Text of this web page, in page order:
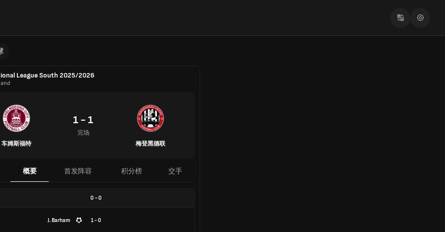
League South 2025/2026
车姆斯福特
1 - 1
完场
梅登黑德联
概要 首发阵容 积分榜 交手
0 -0
J. Barham 1 - 0